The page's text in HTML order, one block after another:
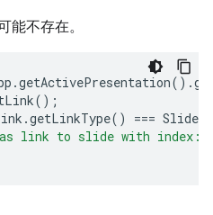
能不存在。
.getActivePresentation().
();
.getLinkType() ===
link to slide with index: